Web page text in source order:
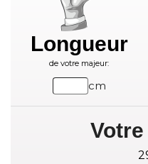
Longueur
de votre majeur:
cm